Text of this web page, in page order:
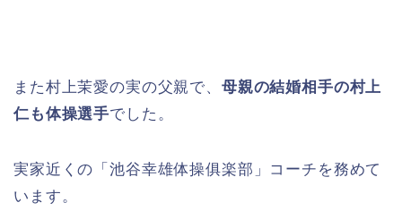
また村上茉愛の実の父親で、 母親の結婚相手の村上
仁も体操選手でした。
実家近くの「池谷幸雄体操俱楽部」コーチを務めて
います。